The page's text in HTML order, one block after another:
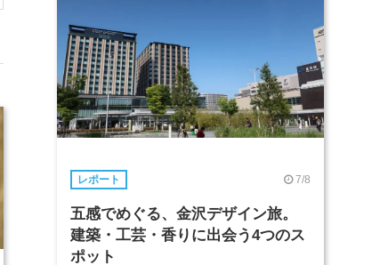
レポート 7/8
五感でめぐる、金沢デザイン旅。
建築・工芸・香りに出会う4つのス
ポット